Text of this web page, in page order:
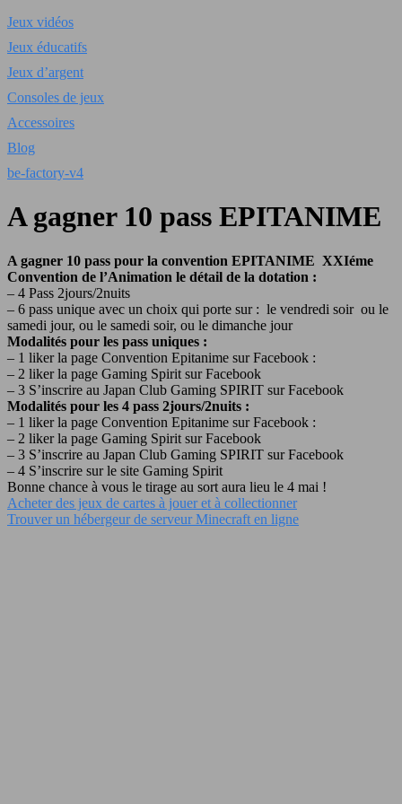
Jeux vidéos
Jeux éducatifs
Jeux d’argent
Consoles de jeux
Accessoires
Blog
be-factory-v4
A gagner 10 pass EPITANIME
A gagner 10 pass pour la convention EPITANIME XXIéme
Convention de l’Animation le détail de la dotation :
– 4 Pass 2jours/2nuits
– 6 pass unique avec un choix qui porte sur : le vendredi soir ou le
samedi jour, ou le samedi soir, ou le dimanche jour
Modalités pour les pass uniques :
– 1 liker la page Convention Epitanime sur Facebook :
– 2 liker la page Gaming Spirit sur Facebook
– 3 S’inscrire au Japan Club Gaming SPIRIT sur Facebook
Modalités pour les 4 pass 2jours/2nuits :
– 1 liker la page Convention Epitanime sur Facebook :
– 2 liker la page Gaming Spirit sur Facebook
– 3 S’inscrire au Japan Club Gaming SPIRIT sur Facebook
– 4 S’inscrire sur le site Gaming Spirit
Bonne chance à vous le tirage au sort aura lieu le 4 mai !
Acheter des jeux de cartes à jouer et à collectionner
Trouver un hébergeur de serveur Minecraft en ligne